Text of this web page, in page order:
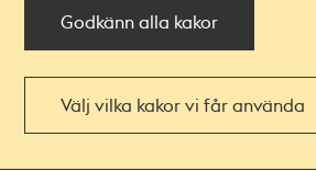
Godkänn alla kakor
Välj vilka kakor vi får använda